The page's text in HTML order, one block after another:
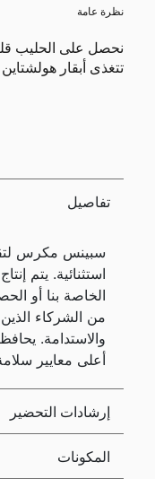
نظرة عامة
نحصل على الحليب
تتغذى أبقار
تفاصيل
سبينس مكرس
استثنائية. يتم
الخاصة بنا أو
من الشركاء
والاستدامة.
أعلى معايير
إرشادات التحضير
المكونات